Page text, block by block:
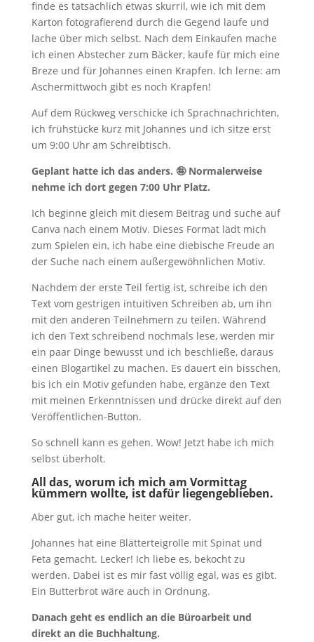
finde es tatsächlich etwas skurril, wie ich mit dem
Karton fotografierend durch die Gegend laufe und
lache über mich selbst. Nach dem Einkaufen mache
ich einen Abstecher zum Bäcker, kaufe für mich eine
Breze und für Johannes einen Krapfen. Ich lerne: am
Aschermittwoch gibt es noch Krapfen!
Auf dem Rückweg verschicke ich Sprachnachrichten,
ich frühstücke kurz mit Johannes und ich sitze erst
um 9:00 Uhr am Schreibtisch.
Geplant hatte ich das anders. 🤪 Normalerweise
nehme ich dort gegen 7:00 Uhr Platz.
Ich beginne gleich mit diesem Beitrag und suche auf
Canva nach einem Motiv. Dieses Format lädt mich
zum Spielen ein, ich habe eine diebische Freude an
der Suche nach einem außergewöhnlichen Motiv.
Nachdem der erste Teil fertig ist, schreibe ich den
Text vom gestrigen intuitiven Schreiben ab, um ihn
mit den anderen Teilnehmern zu teilen. Während
ich den Text schreibend nochmals lese, werden mir
ein paar Dinge bewusst und ich beschließe, daraus
einen Blogartikel zu machen. Es dauert ein bisschen,
bis ich ein Motiv gefunden habe, ergänze den Text
mit meinen Erkenntnissen und drücke direkt auf den
Veröffentlichen-Button.
So schnell kann es gehen. Wow! Jetzt habe ich mich
selbst überholt.
All das, worum ich mich am Vormittag
kümmern wollte, ist dafür liegengeblieben.
Aber gut, ich mache heiter weiter.
Johannes hat eine Blätterteigrolle mit Spinat und
Feta gemacht. Lecker! Ich liebe es, bekocht zu
werden. Dabei ist es mir fast völlig egal, was es gibt.
Ein Butterbrot wäre auch in Ordnung.
Danach geht es endlich an die Büroarbeit und
direkt an die Buchhaltung.